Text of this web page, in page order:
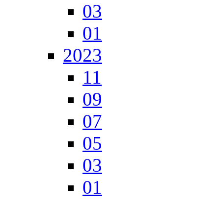
03
01
2023
11
09
07
05
03
01